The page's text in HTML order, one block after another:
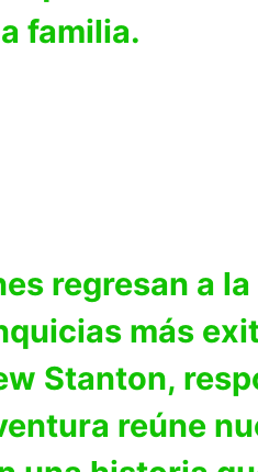
familia.
regresan a
más
Stanton,
reúne